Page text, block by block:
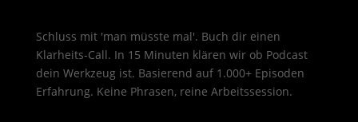
Schluss mit 'man müsste mal'. Buch dir einen
Klarheits-Call. In 15 Minuten klären wir ob Podcast
dein Werkzeug ist. Basierend auf 1.000+ Episoden
Erfahrung. Keine Phrasen, reine Arbeitssession.